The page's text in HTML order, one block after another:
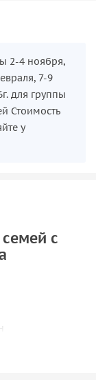
2-4 ноября,
7-9
для группы
Стоимость
у
с